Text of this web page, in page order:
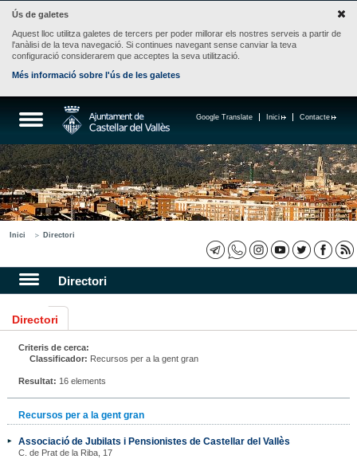
Ús de galetes
Aquest lloc utilitza galetes de tercers per poder millorar els nostres serveis a partir de
l'anàlisi de la teva navegació. Si continues navegant sense canviar la teva
configuració considerarem que acceptes la seva utilització.
Més informació sobre l'ús de les galetes
Contacte
Inici
Google Translate
Inici Directori
Directori
Directori
Criteris de cerca:
Classificador: Recursos per a la gent gran
Resultat: 16 elements
Recursos per a la gent gran
Associació de Jubilats i Pensionistes de Castellar del Vallès
C. de Prat de la Riba, 17